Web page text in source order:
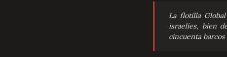
La flotilla
israelíes, bien
cincuenta